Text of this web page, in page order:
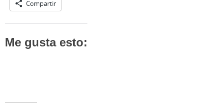
Compartir
Me gusta esto: